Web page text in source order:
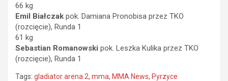
66 kg
Emil Białczak pok. Damiana Pronobisa przez TKO
(rozcięcie), Runda 1
61 kg
Sebastian Romanowski pok. Leszka Kulika przez TKO
(rozcięcie), Runda 1
Tags: gladiator arena 2, mma, MMA News, Pyrzyce